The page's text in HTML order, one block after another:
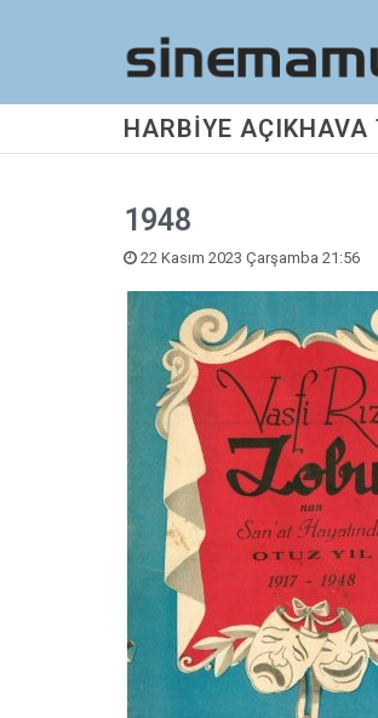
HARBİYE AÇIKHAVA
1948
22 Kasım 2023 Çarşamba 21:56